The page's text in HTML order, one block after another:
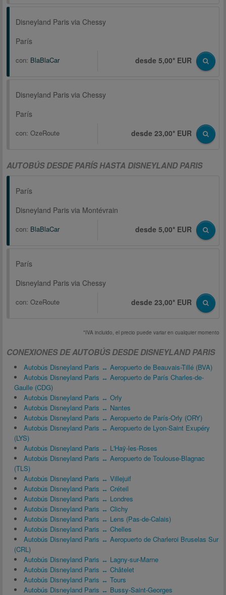
Disneyland Paris via Chessy
París
con: BlaBlaCar desde 5,00* EUR
Disneyland Paris via Chessy
París
con: OzeRoute desde 23,00* EUR
AUTOBÚS DESDE PARÍS HASTA DISNEYLAND PARIS
París
Disneyland Paris via Montévrain
con: BlaBlaCar desde 5,00* EUR
París
Disneyland Paris via Chessy
con: OzeRoute desde 23,00* EUR
*IVA incluido, el precio puede variar en cualquier momento
CONEXIONES DE AUTOBÚS DESDE DISNEYLAND PARIS
Autobús Disneyland Paris ↔ Aeropuerto de Beauvais-Tillé (BVA)
Autobús Disneyland Paris ↔ Aeropuerto de París Charles-de-
Gaulle (CDG)
Autobús Disneyland Paris ↔ Orly
Autobús Disneyland Paris ↔ Nantes
Autobús Disneyland Paris ↔ Aeropuerto de París-Orly (ORY)
Autobús Disneyland Paris ↔ Aeropuerto de Lyon-Saint Exupéry
(LYS)
Autobús Disneyland Paris ↔ L'Haÿ-les-Roses
Autobús Disneyland Paris ↔ Aeropuerto de Toulouse-Blagnac
(TLS)
Autobús Disneyland Paris ↔ Villejuif
Autobús Disneyland Paris ↔ Créteil
Autobús Disneyland Paris ↔ Londres
Autobús Disneyland Paris ↔ Clichy
Autobús Disneyland Paris ↔ Lens (Pas-de-Calais)
Autobús Disneyland Paris ↔ Chelles
Autobús Disneyland Paris ↔ Aeropuerto de Charleroi Bruselas Sur
(CRL)
Autobús Disneyland Paris ↔ Lagny-sur-Marne
Autobús Disneyland Paris ↔ Châtelet
Autobús Disneyland Paris ↔ Tours
Autobús Disneyland Paris ↔ Bussy-Saint-Georges